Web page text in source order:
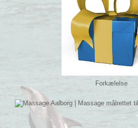
Forkælelse